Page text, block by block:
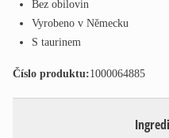
Bez obilovin
Vyrobeno v Německu
S taurinem
Číslo produktu:1000064885